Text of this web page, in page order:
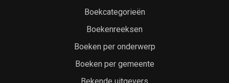
Boekcategorieën
Boekenreeksen
Boeken per onderwerp
Boeken per gemeente